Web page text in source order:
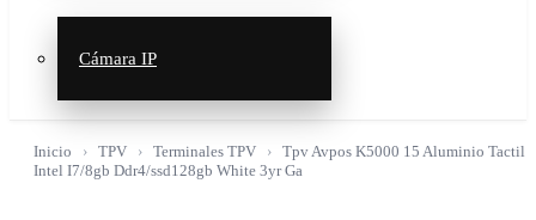
Cámara IP
Inicio TPV Terminales TPV
Tpv Avpos K5000 15 Aluminio Tactil
Intel I7/8gb Ddr4/ssd128gb White 3yr Ga